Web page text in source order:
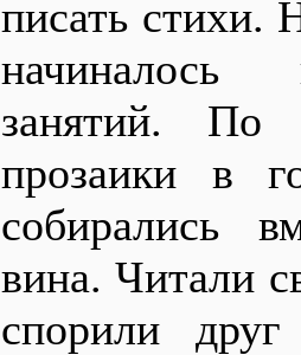
писать стихи.
начиналось
занятий. По
прозаики в
собирались
вина. Читали
спорили